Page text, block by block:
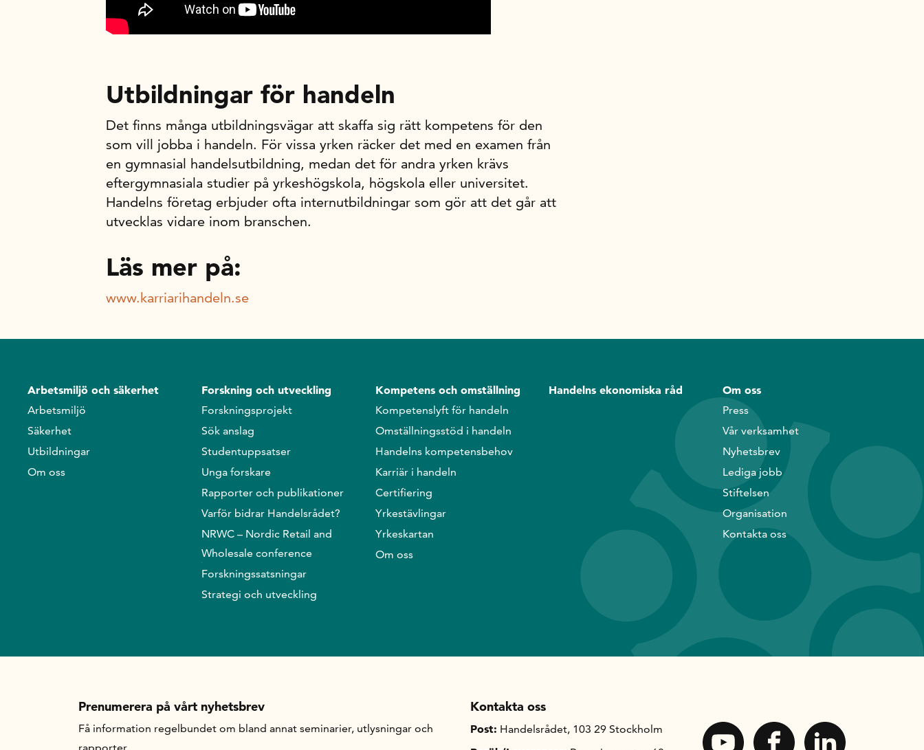
Utbildningar för handeln
Det finns många utbildningsvägar att skaffa sig rätt kompetens för den
som vill jobba i handeln. För vissa yrken räcker det med en examen från
en gymnasial handelsutbildning, medan det för andra yrken krävs
eftergymnasiala studier på yrkeshögskola, högskola eller universitet.
Handelns företag erbjuder ofta internutbildningar som gör att det går att
utvecklas vidare inom branschen.
Läs mer på:
www.karriarihandeln.se
Arbetsmiljö och säkerhet
Arbetsmiljö
Säkerhet
Utbildningar
Om oss
Forskning och utveckling
Forskningsprojekt
Sök anslag
Studentuppsatser
Unga forskare
Rapporter och publikationer
Varför bidrar Handelsrådet?
NRWC – Nordic Retail and
Wholesale conference
Forskningssatsningar
Strategi och utveckling
Kompetens och omställning
Kompetenslyft för handeln
Omställningsstöd i handeln
Handelns kompetensbehov
Karriär i handeln
Certifiering
Yrkestävlingar
Yrkeskartan
Om oss
Handelns ekonomiska råd Om oss
Press
Vår verksamhet
Nyhetsbrev
Lediga jobb
Stiftelsen
Organisation
Kontakta oss
Prenumerera på vårt nyhetsbrev
Få information regelbundet om bland annat seminarier, utlysningar och
Kontakta oss
Post: Handelsrådet, 103 29 Stockholm